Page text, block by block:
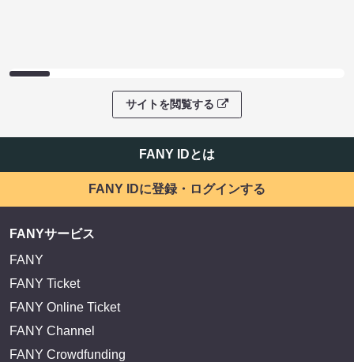
サイトを閲覧する
FANY IDとは
FANY IDに登録・ログインする
FANYサービス
FANY
FANY Ticket
FANY Online Ticket
FANY Channel
FANY Crowdfunding